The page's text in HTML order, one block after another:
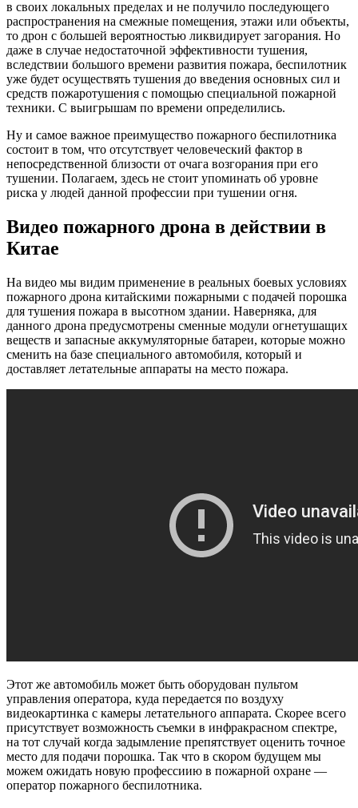
в своих локальных пределах и не получило последующего
распространения на смежные помещения, этажи или объекты,
то дрон с большей вероятностью ликвидирует загорания. Но
даже в случае недостаточной эффективности тушения,
вследствии большого времени развития пожара, беспилотник
уже будет осуществять тушения до введения основных сил и
средств пожаротушения с помощью специальной пожарной
техники. С выигрышам по времени определились.
Ну и самое важное преимущество пожарного беспилотника
состоит в том, что отсутствует человеческий фактор в
непосредственной близости от очага возгорания при его
тушении. Полагаем, здесь не стоит упоминать об уровне
риска у людей данной профессии при тушении огня.
Видео пожарного дрона в действии в
Китае
На видео мы видим применение в реальных боевых условиях
пожарного дрона китайскими пожарными с подачей порошка
для тушения пожара в высотном здании. Наверняка, для
данного дрона предусмотрены сменные модули огнетушащих
веществ и запасные аккумуляторные батареи, которые можно
сменить на базе специального автомобиля, который и
доставляет летательные аппараты на место пожара.
Этот же автомобиль может быть оборудован пультом
управления оператора, куда передается по воздуху
видеокартинка с камеры летательного аппарата. Скорее всего
присутствует возможность съемки в инфракрасном спектре,
на тот случай когда задымление препятствует оценить точное
место для подачи порошка. Так что в скором будущем мы
можем ожидать новую профессиию в пожарной охране —
оператор пожарного беспилотника.